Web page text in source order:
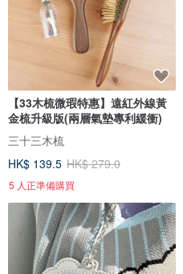
【33木梳微瑕特惠】遠紅外線黃
金梳升級版(兩層氣墊專利緩衝)
三十三木梳
HK$ 139.5 HK$ 279.0
5 人正準備購買